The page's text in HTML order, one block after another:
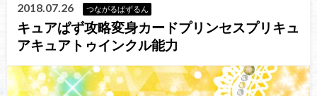
2018.07.26 つながるぱずるん
キュアぱず攻略変身カードプリンセスプリキュ
アキュアトゥインクル能力